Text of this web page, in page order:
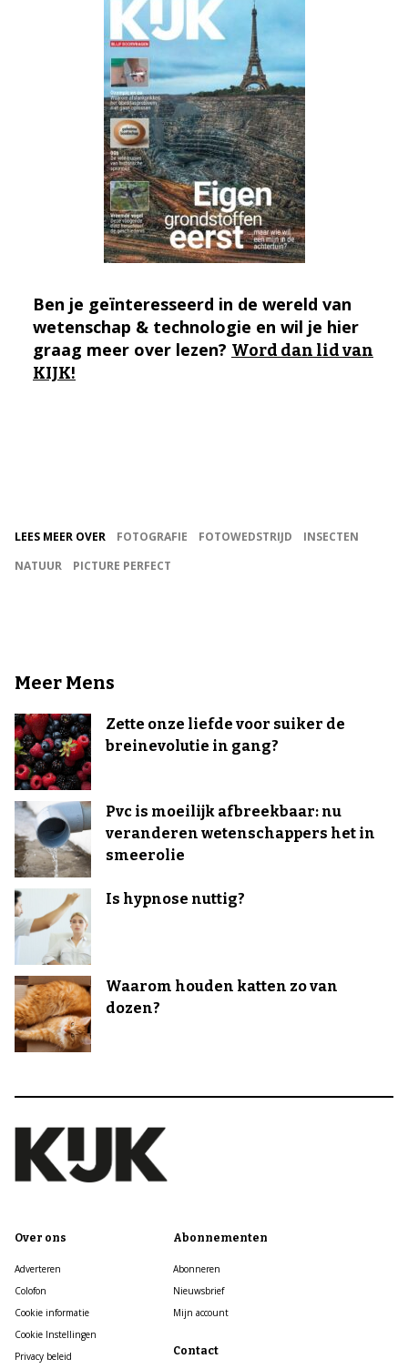
Ben je geïnteresseerd in de wereld van
wetenschap & technologie en wil je hier
graag meer over lezen? Word dan lid van
KIJK!
LEES MEER OVER FOTOGRAFIE FOTOWEDSTRIJD
INSECTEN
NATUUR
PICTURE PERFECT
Meer Mens
Zette onze liefde voor suiker de
breinevolutie in gang?
Pvc is moeilijk afbreekbaar: nu
veranderen wetenschappers het in
smeerolie
Is hypnose nuttig?
Waarom houden katten zo van
dozen?
Over ons
Adverteren
Colofon
Cookie informatie
Cookie Instellingen
Privacy beleid
Abonnementen
Abonneren
Nieuwsbrief
Mijn account
Contact